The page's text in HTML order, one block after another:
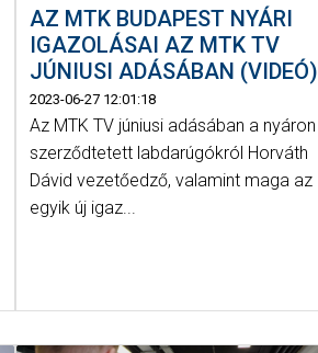
AZ MTK BUDAPEST NYÁRI
IGAZOLÁSAI AZ MTK TV
JÚNIUSI ADÁSÁBAN (VIDEÓ)
2023-06-27 12:01:18
Az MTK TV júniusi adásában a nyáron
szerződtetett labdarúgókról Horváth
Dávid vezetőedző, valamint maga az
egyik új igaz...